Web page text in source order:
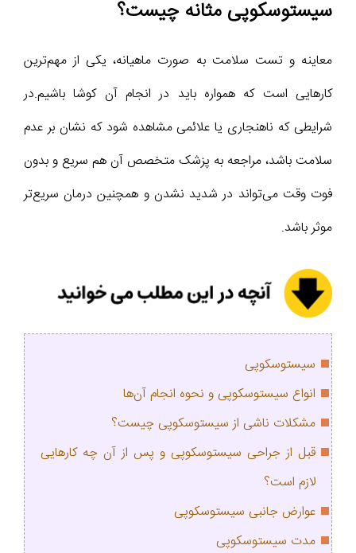
سیستوسکوپی مثانه چیست؟
معاینه و تست سلامت به صورت ماهیانه، یکی از مهم‌ترین
کار‌هایی است که همواره باید در انجام آن کوشا باشیم.در
شرایطی که ناهنجاری یا علائمی مشاهده شود که نشان بر عدم
سلامت باشد، مراجعه به پزشک متخصص آن هم سریع و بدون
فوت وقت می‌تواند در شدید نشدن و همچنین درمان سریع‌تر
موثر باشد.
سیستوسکوپی
انواع سیستوسکوپی و نحوه انجام آن‌ها
مشکلات ناشی از سیستوسکوپی چیست؟
قبل از جراحی سیستوسکوپی و پس از آن چه کارهایی
لازم است؟
عوارض جانبی سیستوسکوپی
مدت سیستوسکوپی